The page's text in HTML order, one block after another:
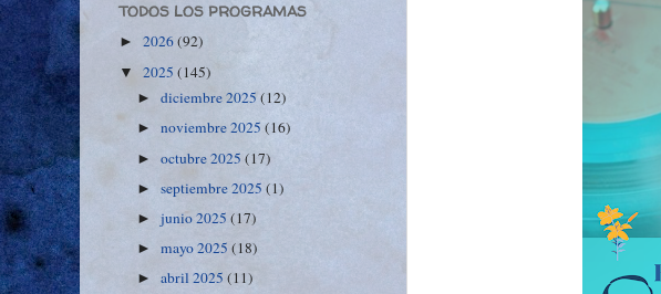
TODOS LOS PROGRAMAS
► 2026(92)
▼ 2025 (145)
►diciembre 2025(12)
►noviembre 2025(16)
►octubre 2025(17)
►septiembre 2025(1)
►junio 2025(17)
►mayo 2025(18)
►abril 2025(11)